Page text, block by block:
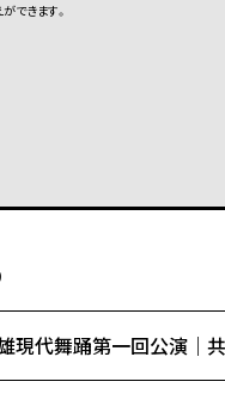
できます。
現代舞踊第一回公演｜